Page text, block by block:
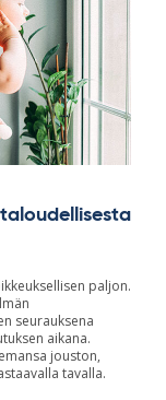
paljon.
seurauksena
aikana.
jouston,
tavalla.